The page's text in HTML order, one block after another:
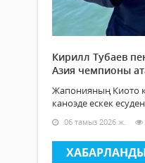
Кирилл Тубаев
Азия чемпионы
Жапонияның Киото
каноэде ескек
06 тамыз 2026 ж.